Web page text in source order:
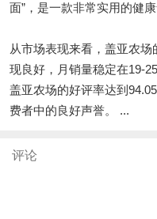
面”，是一款非常实用的健康
从市场表现来看，盖亚农
现良好，月销量稳定在19-
盖亚农场的好评率达到
费者中的良好声誉。 ...